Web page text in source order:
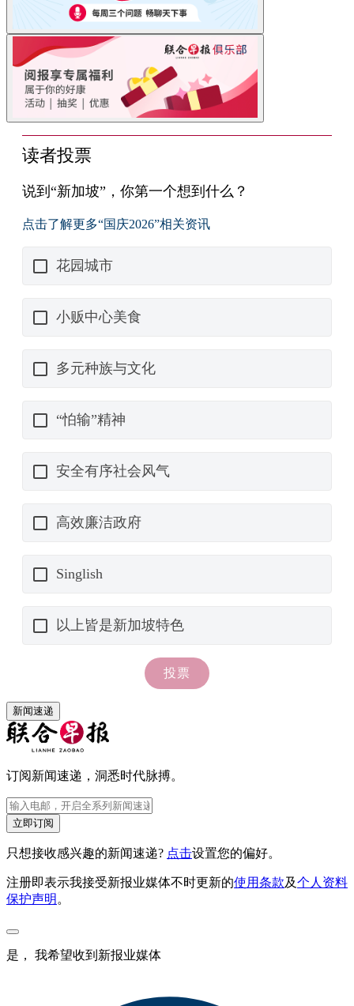
新闻速递
订阅新闻速递，洞悉时代脉搏。
立即订阅
只想接收感兴趣的新闻速递? 点击设置您的偏好。
注册即表示我接受新报业媒体不时更新的使用条款及个人资料
保护声明 。
是， 我希望收到新报业媒体